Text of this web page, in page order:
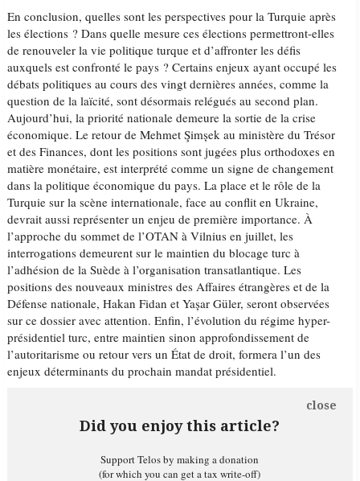
En conclusion, quelles sont les perspectives pour la Turquie après
les élections ? Dans quelle mesure ces élections permettront-elles
de renouveler la vie politique turque et d’affronter les défis
auxquels est confronté le pays ? Certains enjeux ayant occupé les
débats politiques au cours des vingt dernières années, comme la
question de la laïcité, sont désormais relégués au second plan.
Aujourd’hui, la priorité nationale demeure la sortie de la crise
économique. Le retour de Mehmet Şimșek au ministère du Trésor
et des Finances, dont les positions sont jugées plus orthodoxes en
matière monétaire, est interprété comme un signe de changement
dans la politique économique du pays. La place et le rôle de la
Turquie sur la scène internationale, face au conflit en Ukraine,
devrait aussi représenter un enjeu de première importance. À
l’approche du sommet de l’OTAN à Vilnius en juillet, les
interrogations demeurent sur le maintien du blocage turc à
l’adhésion de la Suède à l’organisation transatlantique. Les
positions des nouveaux ministres des Affaires étrangères et de la
Défense nationale, Hakan Fidan et Yașar Güler, seront observées
sur ce dossier avec attention. Enfin, l’évolution du régime hyper-
présidentiel turc, entre maintien sinon approfondissement de
l’autoritarisme ou retour vers un État de droit, formera l’un des
enjeux déterminants du prochain mandat présidentiel.
Did you enjoy this article?
close
Support Telos by making a donation
(for which you can get a tax write-off)